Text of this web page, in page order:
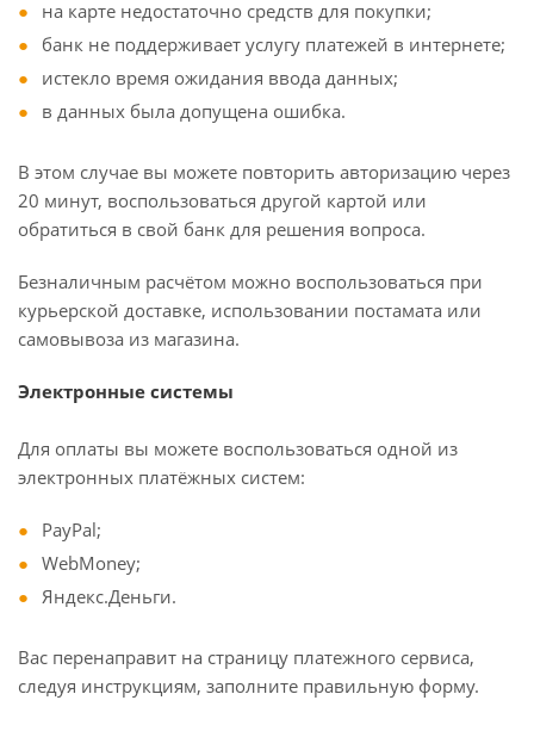
на карте недостаточно средств для покупки;
банк не поддерживает услугу платежей в интернете;
истекло время ожидания ввода данных;
в данных была допущена ошибка.
В этом случае вы можете повторить авторизацию через
20 минут, воспользоваться другой картой или
обратиться в свой банк для решения вопроса.
Безналичным расчётом можно воспользоваться при
курьерской доставке, использовании постамата или
самовывоза из магазина.
Электронные системы
Для оплаты вы можете воспользоваться одной из
электронных платёжных систем:
PayPal;
WebMoney;
Яндекс.Деньги.
Вас перенаправит на страницу платежного сервиса,
следуя инструкциям, заполните правильную форму.